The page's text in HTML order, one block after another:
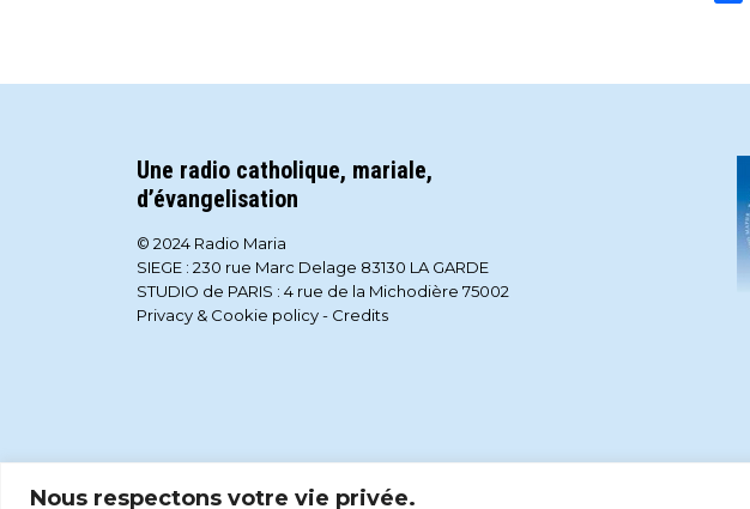
Nous respectons votre vie privée.
Une radio catholique, mariale,
d’évangelisation
© 2024 Radio Maria
SIEGE : 230 rue Marc Delage 83130 LA GARDE
STUDIO de PARIS : 4 rue de la Michodière 75002
Privacy & Cookie policy- Credits